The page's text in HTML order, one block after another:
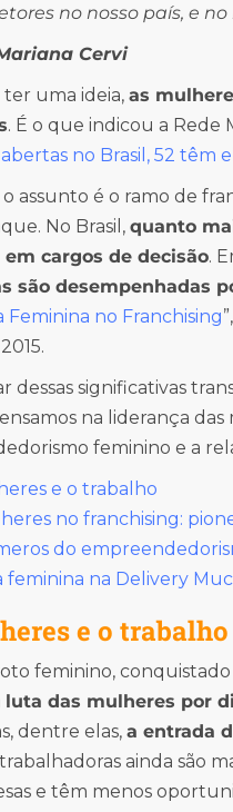
no nosso país, e
Cervi
ter uma ideia, as
. É o que indicou a Rede
no Brasil, 52 têm
assunto é o ramo de
No Brasil, quanto
cargos de decisão.
são desempenhadas
Feminina no Franchising
dessas significativas
na liderança
feminino e a
e o trabalho
no franchising:
do
feminina na Delivery
e o trabalho
feminino, conquistado
luta das mulheres por
dentre elas, a entrada
ainda são
e têm menos